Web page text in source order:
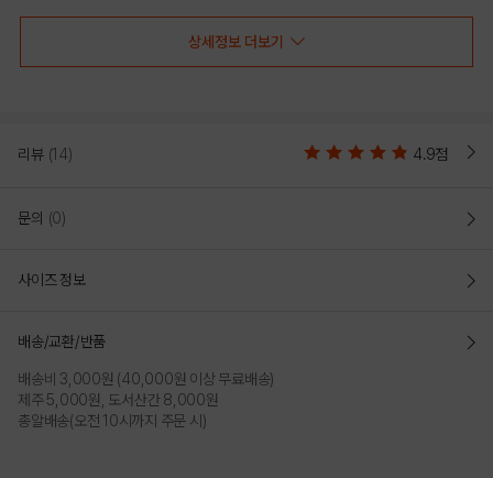
MINT CHARCOAL GREY
PRODUCT VIEW
상세정보 더보기
리뷰 (14) 4.9점
문의 (0)
사이즈 정보
배송/교환/반품
배송비 3,000원 (40,000원 이상 무료배송)
제주 5,000원, 도서산간 8,000원
총알배송(오전 10시까지 주문 시)